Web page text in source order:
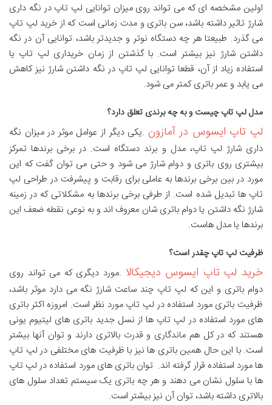
اولین مشخصه ای که می تواند روی میزان توانایی لپ تاپ در نگه داری
شارژ تاثیر داشته باشد، سن باتری و مدت زمانی است که از خرید لپ تاپ
می گذرد. طبیعتا هر چه دستگاه نوتر و جدیدتر باشد، توانایی آن در نگه
داشتن شارژ نیز بیشتر است. با گذشتن از زمان خریداری لپ تاپ یا
استفاده زیاد از آن، قطعا توانایی لپ تاپ در نگه داشتن شارژ نیز کاهش
می یابد و عمر باتری کمتر می شود.
مدل لپ تاپ چیست و به چه برندی تعلق دارد؟
لپ تاپ ایسوس در آمازون .یکی دیگر از عوامل موثر در میزان نگه
داری شارژ لپ تاپ، مدل و برند دستگاه است. در برخی برندها تمرکز
بیشتری روی باتری و دوام شارژ می شود و حتی می توان گفت که این
مورد در بین برخی برندها به عاملی برای رقابت و پیشرفت در طراحی لپ
تاپ ها تبدیل شده است. از طرفی برخی برندها به مشکلاتی که در زمینه
شارژ نگه داشتن یا دوام باتری شان معروف اند و به نوعی نقطه ضعف این
برندها یا مدل هاست.
ظرفیت لپ تاپ چقدر است؟
خرید لپ تاپ ایسوس دیجیکالا .مورد دیگری که می تواند روی
دوام باتری و این که لپ تاپ چند ساعت شارژ نگه می دارد موثر باشد،
ظرفیت باتری مورد استفاده در لپ تاپ مورد نظر است. امروزه اکثر باتری
های مورد استفاده در لپ تاپ ها از نسل جدید باتری های لیتیوم یونی
هستند که در کل هم ماندگاری و قدرت بالاتری دارند و توان آنها بیشتر
است. با این حال همین باتری ها نیز با ظرفیت های مختلفی در لپ تاپ
ها مورد استفاده قرار گرفته اند. توان باتری های مورد استفاده در لپ تاپ
ها با سلول نشان می دهند و هر چه باتری یک سیستم تعداد سلول های
بالاتری داشته باشد، توان آن نیز بیشتر است.